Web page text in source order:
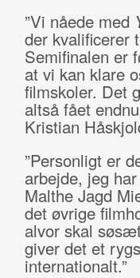
”Vi nåede med
der kvalificerer
Semifinalen er
at vi kan klare
filmskoler. Det
altså fået
Kristian
”Personligt er
arbejde, jeg
Malthe Jagd
det øvrige
alvor skal
giver det et
internationalt.”